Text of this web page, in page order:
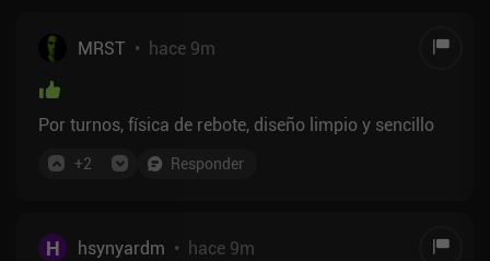
MRST • hace 9m
Por turnos, física de rebote, diseño limpio y sencillo
+2 Responder
H hsynyardm • hace 9m